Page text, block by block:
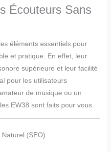
Écouteurs Sans
éléments essentiels pour
et pratique. En effet, leur
supérieure et leur facilité
pour les utilisateurs
de musique ou un
EW38 sont faits pour vous.
(SEO)